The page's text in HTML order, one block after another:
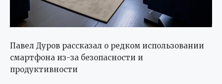
Павел Дуров рассказал о редком использовании
смартфона из-за безопасности и
продуктивности